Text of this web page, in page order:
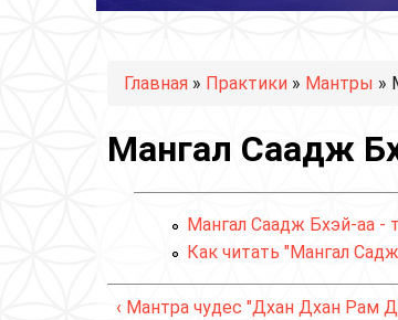
Вы здесь
Главная » Практики » Мантры »
Мангал Саадж
Мангал Саадж Бхэй-аа -
Как читать "Мангал
‹ Мантра чудес "Дхан Дхан Рам